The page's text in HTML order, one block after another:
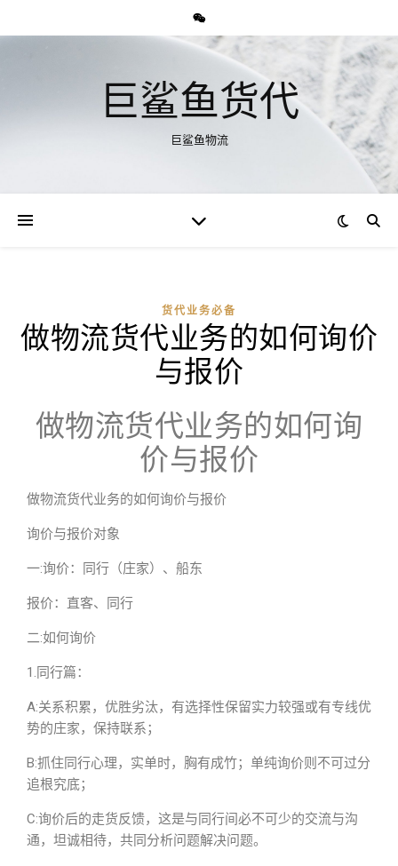
巨鲨鱼货代
巨鲨鱼物流
货代业务必备
做物流货代业务的如何询价
与报价
做物流货代业务的如何询
价与报价
做物流货代业务的如何询价与报价
询价与报价对象
一:询价：同行（庄家）、船东
报价：直客、同行
二:如何询价
1.同行篇：
A:关系积累，优胜劣汰，有选择性保留实力较强或有专线优
势的庄家，保持联系；
B:抓住同行心理，实单时，胸有成竹；单纯询价则不可过分
追根究底；
C:询价后的走货反馈，这是与同行间必不可少的交流与沟
通，坦诚相待，共同分析问题解决问题。